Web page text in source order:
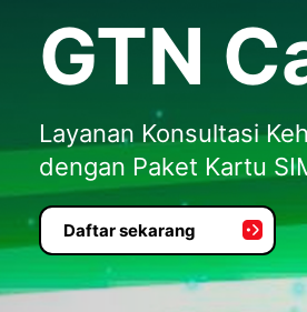
GTN
Layanan Konsultasi
dengan Paket Kartu
Daftar sekarang